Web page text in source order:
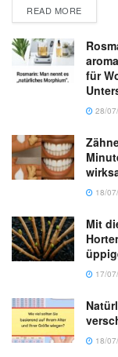
READ MORE
für
28/
18/
Mit
17/
18/